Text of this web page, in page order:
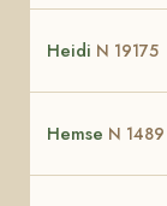
Heidi N 19175
Hemse N 1489